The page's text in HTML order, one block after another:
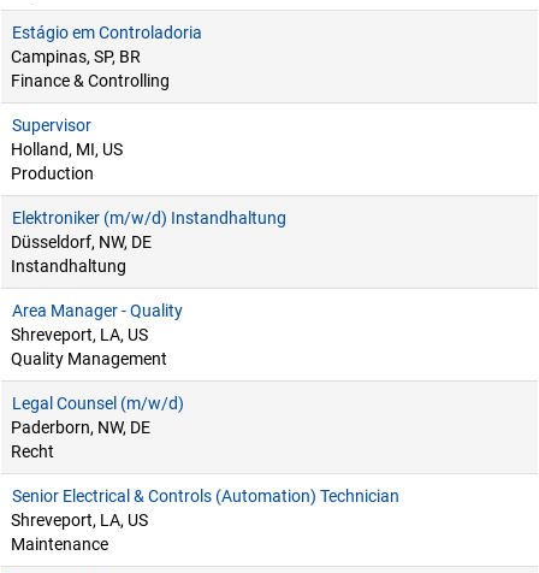
Estágio em Controladoria
Campinas, SP, BR
Finance & Controlling
Supervisor
Holland, MI, US
Production
Elektroniker (m/w/d) Instandhaltung
Düsseldorf, NW, DE
Instandhaltung
Area Manager - Quality
Shreveport, LA, US
Quality Management
Legal Counsel (m/w/d)
Paderborn, NW, DE
Recht
Senior Electrical & Controls (Automation) Technician
Shreveport, LA, US
Maintenance